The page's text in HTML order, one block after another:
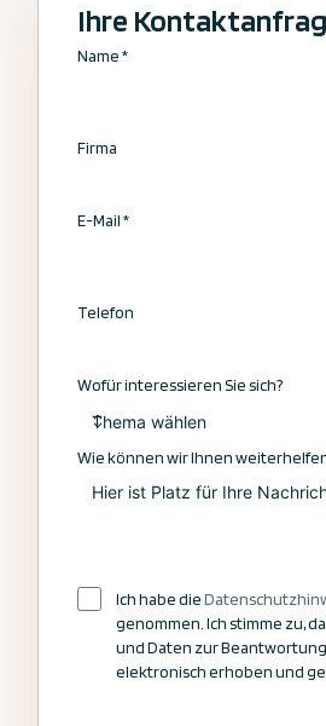
Ihre
Name*
Firma
E-Mail*
Telefon
Wofür interessieren Sie sich?
Wie können wir Ihnen
Ich habe die
genommen. Ich stimme zu,
und Daten zur
elektronisch erhoben und